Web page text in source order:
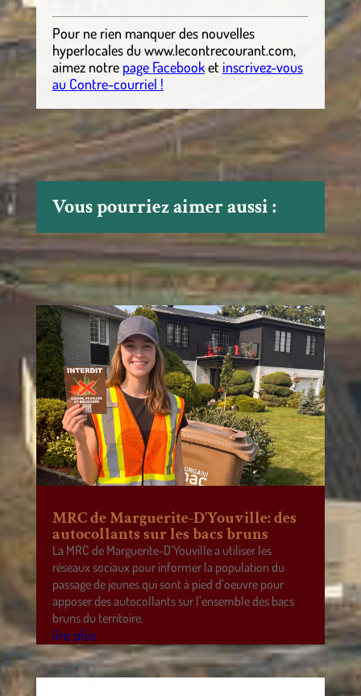
Pour ne rien manquer des nouvelles
hyperlocalesdu www.lecontrecourant.com,
aimez notre page Facebooket inscrivez-vous
au Contre-courriel !
Vous pourriez aimer aussi :
MRC de Marguerite-D’Youville: des
autocollants sur les bacs bruns
La MRC de Marguerite-D’Youville a utiliser les
réseaux sociaux pour informer la population du
passage de jeunes qui sont à pied d’oeuvre pour
apposer des autocollants sur l’ensemble des bacs
bruns du territoire.
lire plus